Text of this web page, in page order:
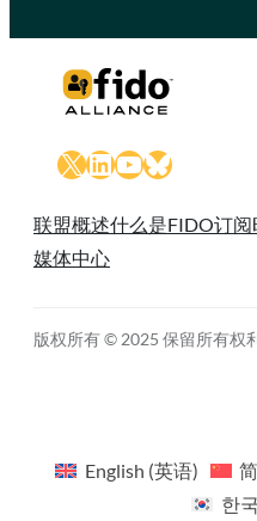
X LinkedIn
YouTube
Bluesky
联盟概述什么是FIDO订阅
媒体中心
版权所有 © 2025 保留所有权
English (英语)
한